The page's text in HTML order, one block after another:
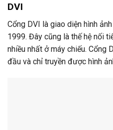
DVI
Cổng DVI là giao diện hình
1999. Đây cũng là thế hệ nối
nhiều nhất ở máy chiếu. Cổng
đầu và chỉ truyền được hình